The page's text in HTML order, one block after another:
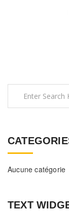
Aucune catégorie
TEXT